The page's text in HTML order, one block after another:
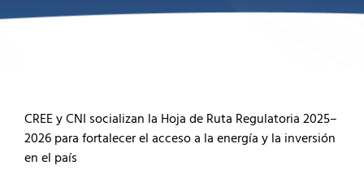
CREE y CNI socializan la Hoja de Ruta Regulatoria 2025–
2026 para fortalecer el acceso a la energía y la inversión
en el país